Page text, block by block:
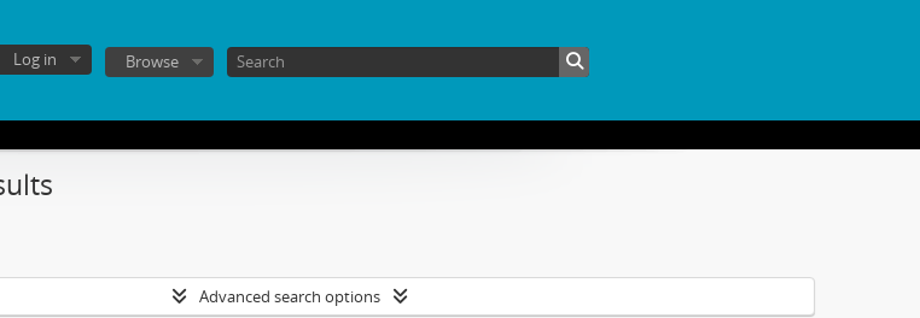
Log in Browse
Advanced search options